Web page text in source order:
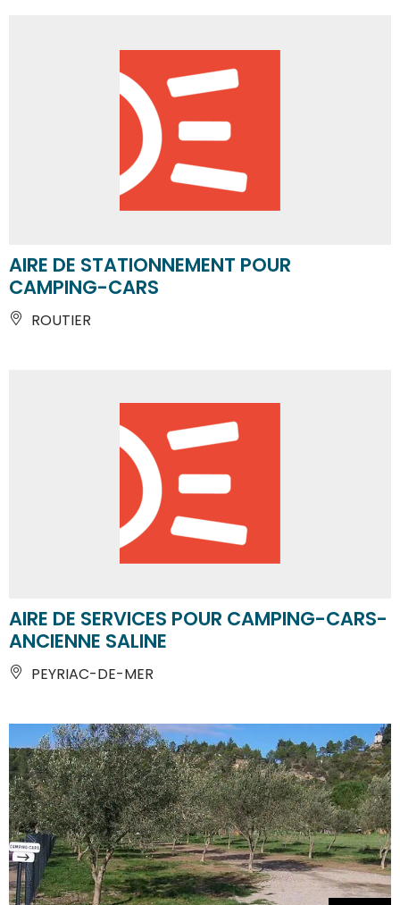
AIRE DE STATIONNEMENT POUR
CAMPING-CARS
ROUTIER
AIRE DE SERVICES POUR CAMPING-CARS-
ANCIENNE SALINE
PEYRIAC-DE-MER